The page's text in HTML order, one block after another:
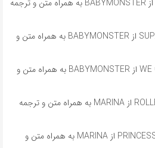
آهنگ انگلیسی HOT SAUCE از BABYMONSTER به همراه متن و ترجمه
آهنگ انگلیسی SUPA DUPA LUV از BABYMONSTER به همراه متن و
آهنگ انگلیسی کره‌ای WE GO UP از BABYMONSTER به همراه متن و
آهنگ انگلیسی ROLLERCOASTER از MARINA به همراه متن و ترجمه
آهنگ انگلیسی PRINCESS OF POWER از MARINA به همراه متن و